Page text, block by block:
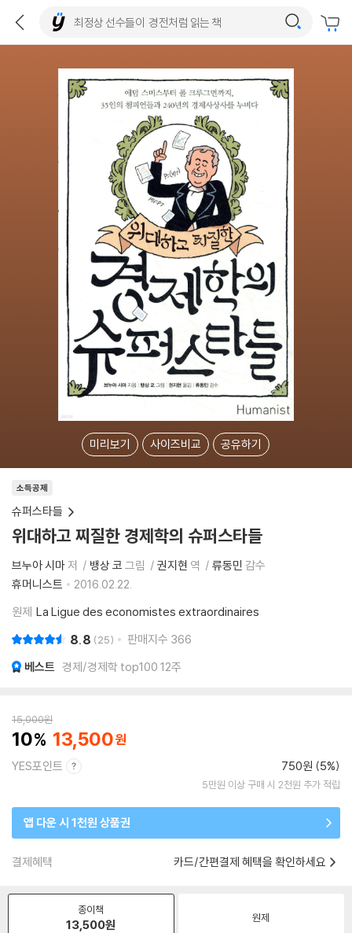
미리보기 사이즈비교 공유하기
소득공제
슈퍼스타들
위대하고 찌질한 경제학의 슈퍼스타들
브누아 시마저 뱅상 코 그림 권지현 역 류동민 감수
휴머니스트
2016.02.22.
원제 La Ligue des economistes extraordinaires
8.8 25 판매지수 366
베스트 경제/경제학 top100 12주
15,000원
10 13,500
YES포인트 750원 (5%)
5만원 이상 구매 시 2천원 추가 적립
앱 다운 시 1천원 상품권
결제혜택 카드/간편결제 혜택을 확인하세요
종이책
13,500원 원제